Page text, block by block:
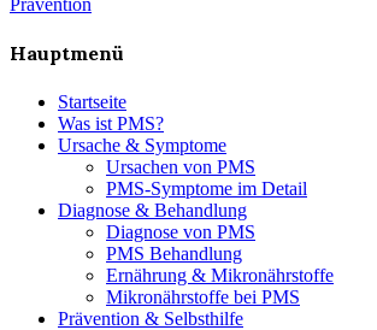
Hauptmenü
Startseite
Was ist PMS?
Ursache & Symptome
Ursachen von PMS
PMS-Symptome im Detail
Diagnose & Behandlung
Diagnose von PMS
PMS Behandlung
Ernährung & Mikronährstoffe
Mikronährstoffe bei PMS
Prävention & Selbsthilfe